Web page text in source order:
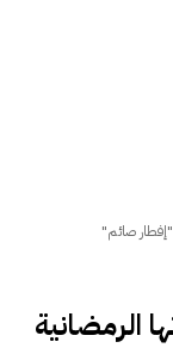
"إفطار صائم"
الرمضانية